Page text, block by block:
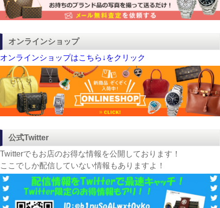
オンラインショップ
オンラインショップはこちら↓をクリック
公式Twitter
Twitterでもお店のお得な情報を公開しております！
ここでしか配信していない情報もありますよ！